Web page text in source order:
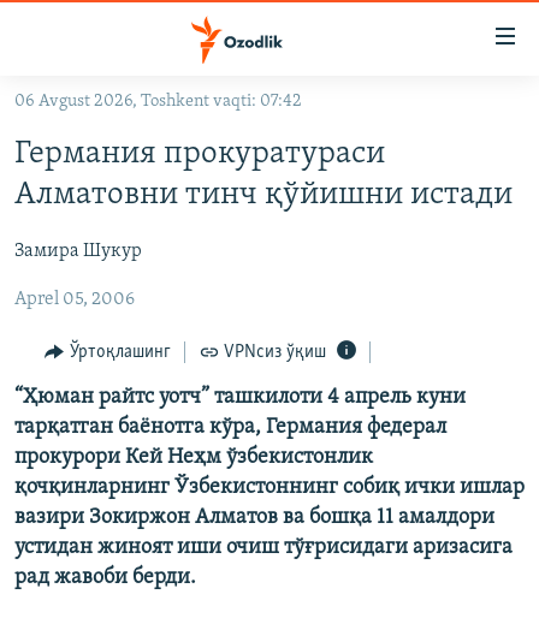
Асосий
навигацияга
ўтинг
OZODVIDEO
ИЖТИМОИЙ ТАРМОҚЛАР
Озодлик бошқа тилларда
06 Avgust 2026, Toshkent vaqti: 07:42
Германия прокуратураси
Алматовни тинч қўйишни истади
Замира Шукур
Aprel 05, 2006
Ўртоқлашинг VPNсиз ўқиш
“Ҳюман райтс уотч” ташкилоти 4 апрель куни
тарқатган баëнотга кўра, Германия федерал
прокурори Кей Неҳм ўзбекистонлик
қочқинларнинг Ўзбекистоннинг собиқ ички ишлар
вазири Зокиржон Алматов ва бошқа 11 амалдори
устидан жиноят иши очиш тўғрисидаги аризасига
рад жавоби берди.